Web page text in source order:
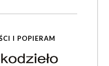
I POPIERAM